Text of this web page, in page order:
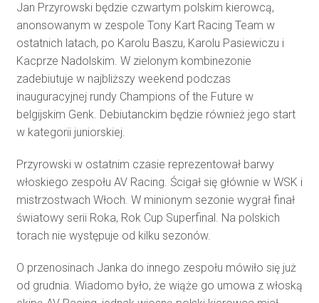
Jan Przyrowski będzie czwartym polskim kierowcą,
anonsowanym w zespole Tony Kart Racing Team w
ostatnich latach, po Karolu Baszu, Karolu Pasiewiczu i
Kacprze Nadolskim. W zielonym kombinezonie
zadebiutuje w najbliższy weekend podczas
inauguracyjnej rundy Champions of the Future w
belgijskim Genk. Debiutanckim będzie również jego start
w kategorii juniorskiej.
Przyrowski w ostatnim czasie reprezentował barwy
włoskiego zespołu AV Racing. Ścigał się głównie w WSK i
mistrzostwach Włoch. W minionym sezonie wygrał finał
światowy serii Roka, Rok Cup Superfinal. Na polskich
torach nie występuje od kilku sezonów.
O przenosinach Janka do innego zespołu mówiło się już
od grudnia. Wiadomo było, że wiąże go umowa z włoską